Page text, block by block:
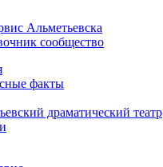
факты
драматический театр